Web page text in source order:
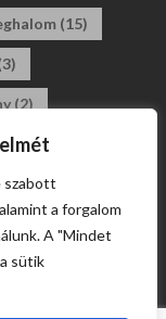
szabott
a forgalom
A "Mindet
sütik
(15)
(2)
(2)